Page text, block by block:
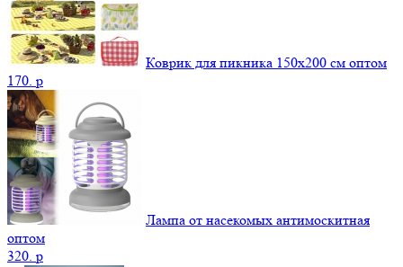
Коврик для пикника 150х200 см оптом
170. p
Лампа от насекомых антимоскитная
оптом
320. p